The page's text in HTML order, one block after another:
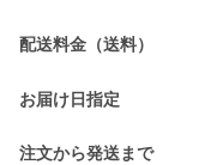
配送料金（送料）
お届け日指定
注文から発送まで